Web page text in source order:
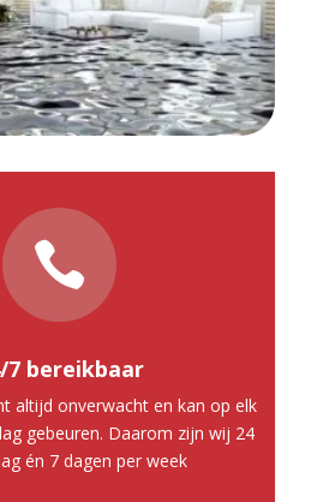

7 bereikbaar
altijd onverwacht en kan op elk
gebeuren. Daarom zijn wij 24
én 7 dagen per week